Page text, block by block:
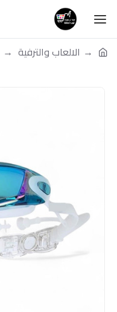
الالعاب والترفية